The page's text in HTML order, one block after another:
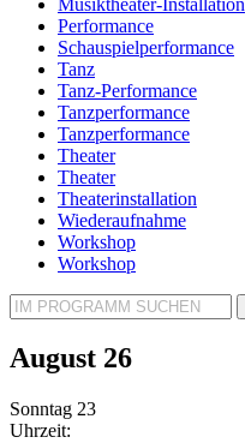
Performance
Schauspielperformance
Tanz
Tanz-Performance
Tanzperformance
Tanzperformance
Theater
Theater
Theaterinstallation
Wiederaufnahme
Workshop
Workshop
August 26
Sonntag 23
Uhrzeit: